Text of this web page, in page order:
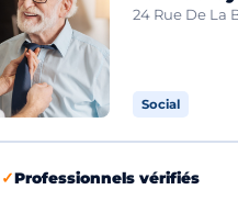
24 Rue De La
Social
✓Professionnels vérifiés